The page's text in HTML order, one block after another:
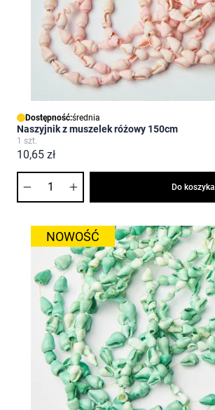
Dostępność:średnia
Naszyjnik z muszelek różowy 150cm
1 szt.
10,65 zł
Do koszyka
NOWOŚĆ